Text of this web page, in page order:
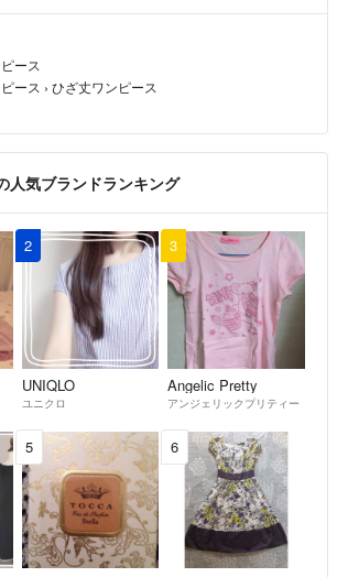
ース
ース › ひざ丈ワンピース
人気ブランドランキング
2
UNIQLO
ユニクロ
3
Angelic Pretty
アンジェリックプリティー
5 6